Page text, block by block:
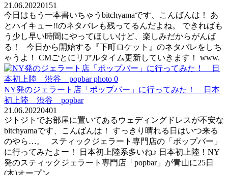
21.06.20220151
今日はもう一本書いちゃうbitchyamaです、こんばんは！ あ
とハイキュー!!のネタバレも残ってるんだよね。 できればも
う少し早い時間にやってほしいけど、楽しみだからがんば
る！ 今日から開始する『下町ロケット』のネタバレをしち
ゃうよ！ CMごとにリアルタイム更新していきます！ www.
NY発のジェラート店「ポップバー」に行ってみた！ 日本
初上陸 渋谷 popbar
21.06.20220401
ジトジトでお部屋に置いてあるウェディングドレスが不安な
bitchyamaです、こんばんは！ すっきり晴れる日はいつ来る
のやら…。 スティックジェラート専門店の「ポップバー」
に行ってみたよー！ 日本初上陸系多いね♪ 日本初上陸！NY
発のスティックジェラート専門店「popbar」が青山に25日
(木)オープン。